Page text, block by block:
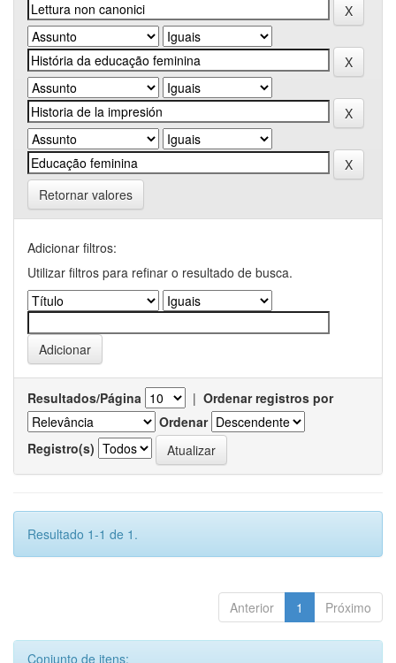
Retornar valores
Adicionar filtros:
Utilizar filtros para refinar o resultado de busca.
Resultados/Página | Ordenar registros por
Ordenar
Registro(s)
Resultado 1-1 de 1.
Anterior 1 Próximo
Conjunto de itens: